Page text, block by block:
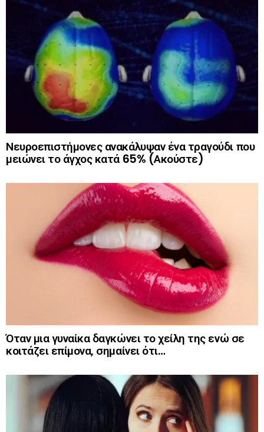
Νευροεπιστήμονες ανακάλυψαν ένα τραγούδι που
μειώνει το άγχος κατά 65% (Ακούστε)
Όταν μια γυναίκα δαγκώνει το χείλη της ενώ σε
κοιτάζει επίμονα, σημαίνει ότι…